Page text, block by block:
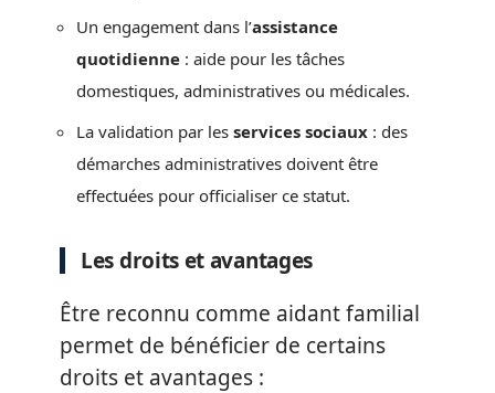
Un engagement dans l’assistance
quotidienne : aide pour les tâches
domestiques, administratives ou médicales.
La validation par les services sociaux : des
démarches administratives doivent être
effectuées pour officialiser ce statut.
Les droits et avantages
Être reconnu comme aidant familial
permet de bénéficier de certains
droits et avantages :